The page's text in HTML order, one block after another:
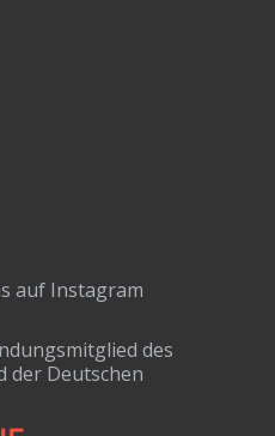
auf Instagram
des
der Deutschen